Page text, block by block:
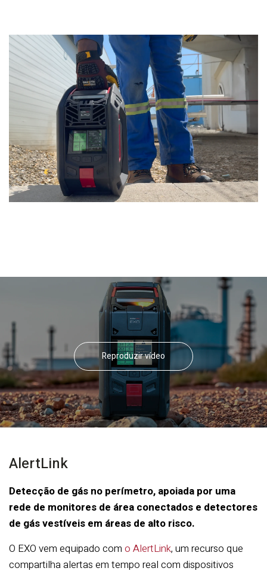
Reproduzir vídeo
AlertLink
Detecção de gás no perímetro, apoiada por uma
rede de monitores de área conectados e detectores
de gás vestíveis em áreas de alto risco.
O EXO vem equipado com o AlertLink, um recurso que
compartilha alertas em tempo real com dispositivos